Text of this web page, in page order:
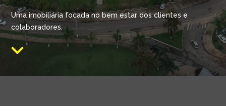
Uma imobiliária focada no bem estar dos clientes e
colaboradores.